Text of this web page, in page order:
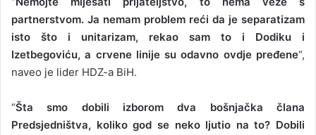
partnerstvom. Ja nemam problem reći da je separatizam
isto što i unitarizam, rekao sam to i Dodiku i
Izetbegoviću, a crvene linije su odavno ovdje pređene“,
naveo je lider HDZ-a BiH.
“Šta smo dobili izborom dva bošnjačka člana
Predsjedništva, koliko god se neko ljutio na to? Dobili